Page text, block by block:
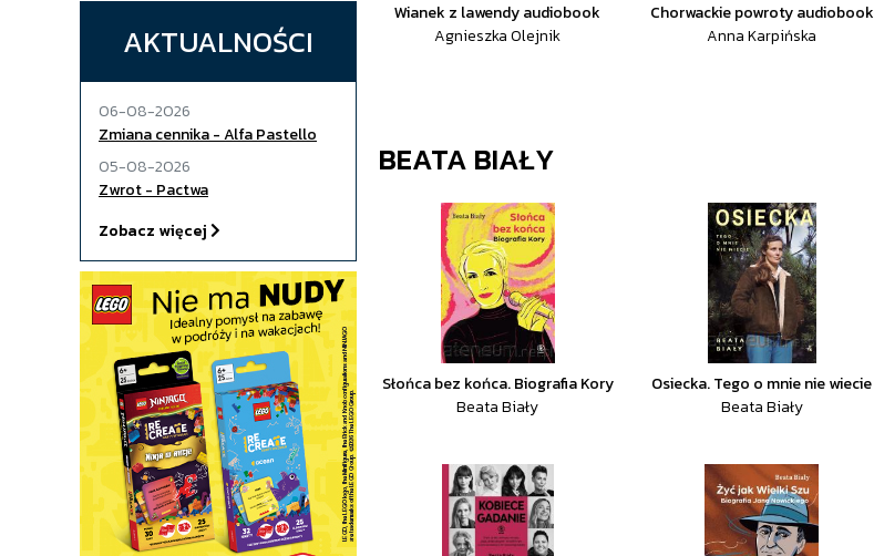
AKTUALNOŚCI
06-08-2026
Zmiana cennika - Alfa Pastello
05-08-2026
Zwrot - Pactwa
Zobacz więcej
Wianek z lawendy audiobook
Agnieszka Olejnik
Chorwackie powroty audiobook
Anna Karpińska
BEATA BIAŁY
Słońca bez końca. Biografia Kory
Beata Biały
Osiecka. Tego o mnie nie wiecie
Beata Biały